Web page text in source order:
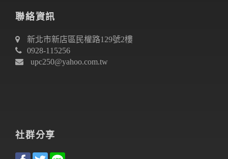
聯絡資訊
新北市新店區民權路129號2樓
0928-115256
upc250@yahoo.com.tw
社群分享